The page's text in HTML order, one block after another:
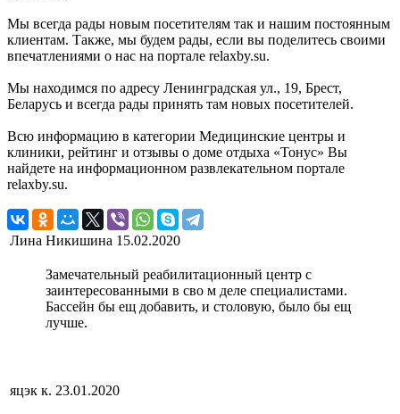
Мы всегда рады новым посетителям так и нашим постоянным
клиентам. Также, мы будем рады, если вы поделитесь своими
впечатлениями о нас на портале relaxby.su.
Мы находимся по адресу Ленинградская ул., 19, Брест,
Беларусь и всегда рады принять там новых посетителей.
Всю информацию в категории Медицинские центры и
клиники, рейтинг и отзывы о доме отдыха «Тонус» Вы
найдете на информационном развлекательном портале
relaxby.su.
Лина Никишина 15.02.2020
Замечательный реабилитационный центр с
заинтересованными в сво м деле специалистами.
Бассейн бы ещ добавить, и столовую, было бы ещ
лучше.
яцэк к. 23.01.2020